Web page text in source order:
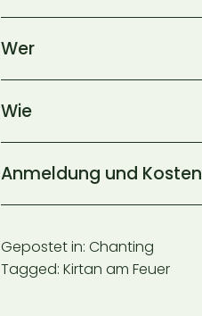
Wer
Wie
Anmeldung und Kosten
Gepostet in: Chanting
Tagged: Kirtan am Feuer